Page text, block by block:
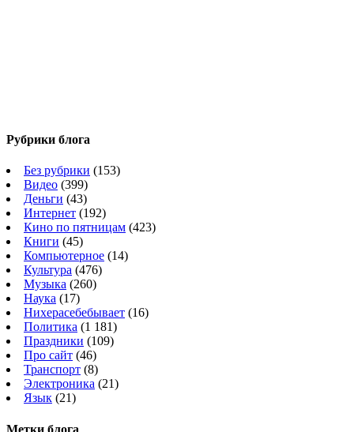
Рубрики блога
Без рубрики (153)
Видео (399)
Деньги (43)
Интернет (192)
Кино по пятницам (423)
Книги (45)
Компьютерное (14)
Культура (476)
Музыка (260)
Наука (17)
Нихерасебебывает (16)
Политика (1 181)
Праздники (109)
Про сайт (46)
Транспорт (8)
Электроника (21)
Язык (21)
Метки блога